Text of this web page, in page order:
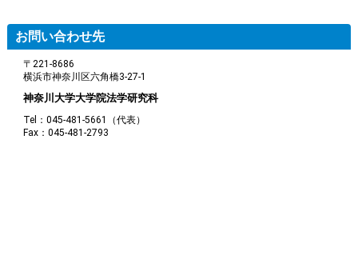
お問い合わせ先
〒221-8686
横浜市神奈川区六角橋3-27-1
神奈川大学大学院法学研究科
Tel：045-481-5661（代表）
Fax：045-481-2793